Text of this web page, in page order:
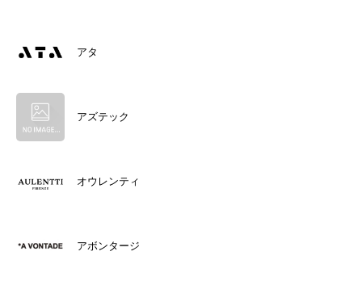
アタ
アズテック
オウレンティ
アボンタージ